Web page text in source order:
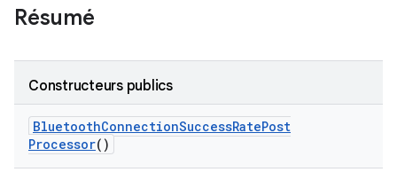
Résumé
Constructeurs publics
BluetoothConnectionSuccessRatePost
Processor()